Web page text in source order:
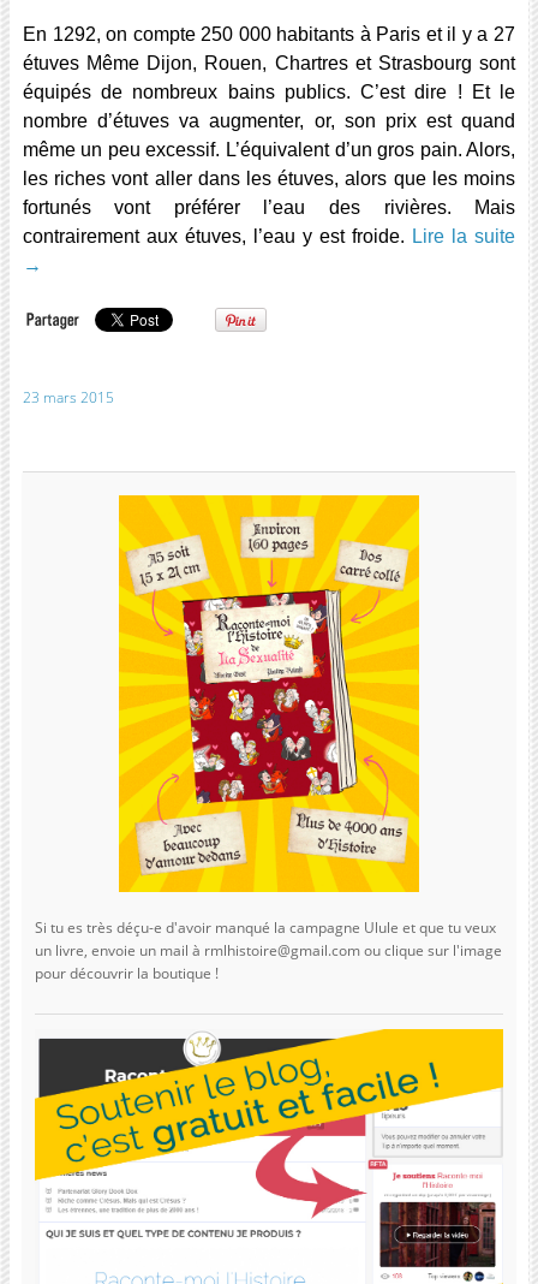
En 1292, on compte 250 000 habitants à Paris et il y a 27
étuves Même Dijon, Rouen, Chartres et Strasbourg sont
équipés de nombreux bains publics. C’est dire ! Et le
nombre d’étuves va augmenter, or, son prix est quand
même un peu excessif. L’équivalent d’un gros pain. Alors,
les riches vont aller dans les étuves, alors que les moins
fortunés vont préférer l’eau des rivières. Mais
contrairement aux étuves, l’eau y est froide. Lire la suite
→
23 mars 2015
Si tu es très déçu-e d'avoir manqué la campagne Ulule et que tu veux
un livre, envoie un mail à rmlhistoire@gmail.com ou clique sur l'image
pour découvrir la boutique !